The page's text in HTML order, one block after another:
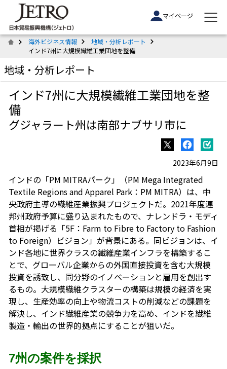
マイページ
海外ビジネス情報
地域・分析レポート
インド7州に大規模繊維工業団地を整備
地域・分析レポート
インド7州に大規模繊維工業団地を整
備
グジャラート州は南部ナブサリ市に
2023年6月9日
インドの「PM MITRAパーク」（PM Mega Integrated
Textile Regions and Apparel Park：PM MITRA）は、中
央政府主導の繊維産業振興プロジェクトだ。2021年度連
邦州政府予算に盛り込まれたもので、ナレンドラ・モディ
首相が掲げる「5F：Farm to Fibre to Factory to Fashion
to Foreign）ビジョン」が背景にある。同ビジョンは、イ
ンド各地に世界クラスの繊維産業インフラを構築するこ
とで、グローバル企業からの外国直接投資を含む大規模
投資を誘致し、同分野のイノベーションと雇用を創出す
るもの。大規模繊維クラスターの構築は規模の経済を実
現し、生産効率の向上や物流コストの削減などの課題を
解決し、インド繊維産業の競争力を高め、インドを繊維
製造・輸出の世界的拠点にすることが狙いだ。
7州の案件を採択